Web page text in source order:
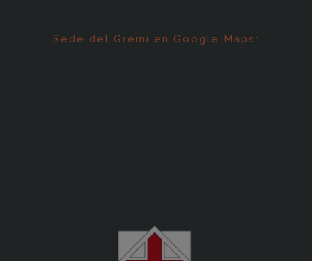
Sede del Gremi en Google Maps: